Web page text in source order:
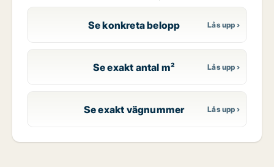
Se konkreta belopp
Se exakt antal m²
Se exakt vägnummer